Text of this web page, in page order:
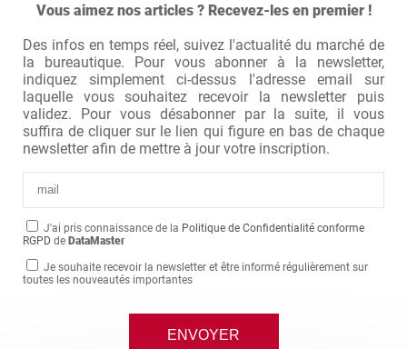
Vous aimez nos articles ? Recevez-les en premier !
Des infos en temps réel, suivez l'actualité du marché de
la bureautique. Pour vous abonner à la newsletter,
indiquez simplement ci-dessus l'adresse email sur
laquelle vous souhaitez recevoir la newsletter puis
validez. Pour vous désabonner par la suite, il vous
suffira de cliquer sur le lien qui figure en bas de chaque
newsletter afin de mettre à jour votre inscription.
J'ai pris connaissance de la Politique de Confidentialité conforme
RGPD de DataMaster
Je souhaite recevoir la newsletter et être informé régulièrement sur
toutes les nouveautés importantes